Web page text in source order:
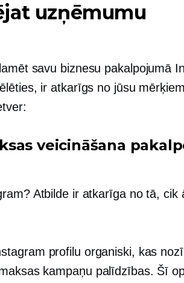
uzņēmumu
savu biznesu pakalpojumā
ir atkarīgs no jūsu
veicināšana
Atbilde ir atkarīga no tā, cik
profilu organiski, kas
kampaņu palīdzības. Šī